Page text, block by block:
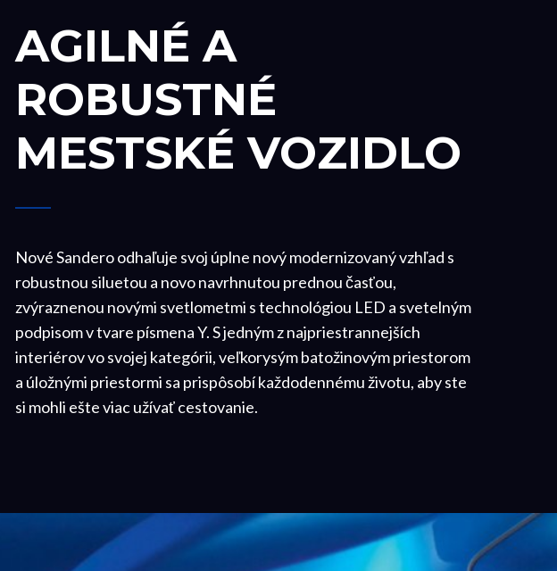
AGILNÉ A
ROBUSTNÉ
MESTSKÉ VOZIDLO
Nové Sandero odhaľuje svoj úplne nový modernizovaný vzhľad s
robustnou siluetou a novo navrhnutou prednou časťou,
zvýraznenou novými svetlometmi s technológiou LED a svetelným
podpisom v tvare písmena Y. S jedným z najpriestrannejších
interiérov vo svojej kategórii, veľkorysým batožinovým priestorom
a úložnými priestormi sa prispôsobí každodennému životu, aby ste
si mohli ešte viac užívať cestovanie.